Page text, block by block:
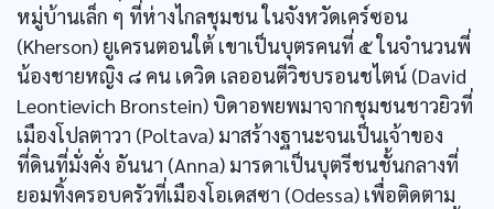
หมู่บ้านเล็ก ๆ ที่ห่างไกลชุมชน ในจังหวัดเคร์ซอน
(Kherson) ยูเครนตอนใต้ เขาเป็นบุตรคนที่ ๕ ในจำนวนพี่
น้องชายหญิง ๘ คน เดวิด เลออนตีวิชบรอนชไตน์ (David
Leontievich Bronstein) บิดาอพยพมาจากชุมชนชาวยิวที่
เมืองโปลตาวา (Poltava) มาสร้างฐานะจนเป็นเจ้าของ
ที่ดินที่มั่งคั่ง อันนา (Anna) มารดาเป็นบุตรีชนชั้นกลางที่
ยอมทิ้งครอบครัวที่เมืองโอเดสซา (Odessa) เพื่อติดตาม